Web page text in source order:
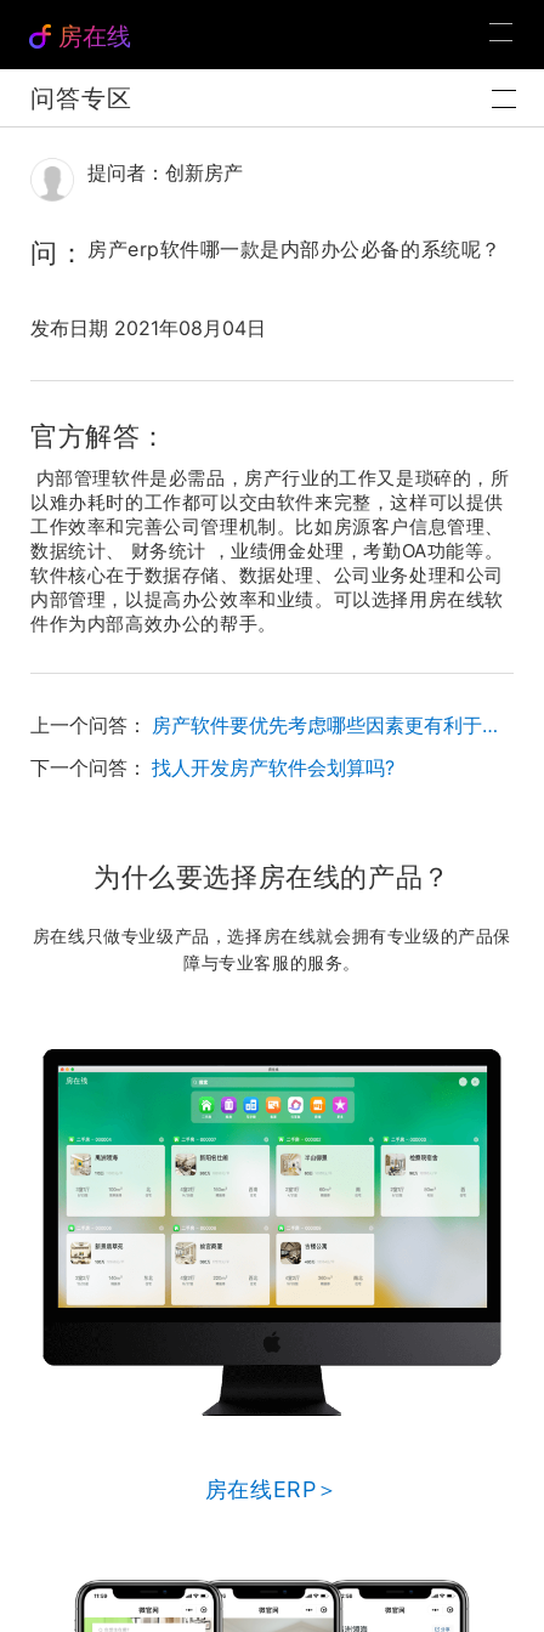
房在线
问答专区
提问者：创新房产
问： 房产erp软件哪一款是内部办公必备的系统呢？
发布日期 2021年08月04日
官方解答：
内部管理软件是必需品，房产行业的工作又是琐碎的，所
以难办耗时的工作都可以交由软件来完整，这样可以提供
工作效率和完善公司管理机制。比如房源客户信息管理、
数据统计、 财务统计 ，业绩佣金处理，考勤OA功能等。
软件核心在于数据存储、数据处理、公司业务处理和公司
内部管理，以提高办公效率和业绩。可以选择用房在线软
件作为内部高效办公的帮手。
上一个问答：
房产软件要优先考虑哪些因素更有利于公司发展呢？
下一个问答： 找人开发房产软件会划算吗?
为什么要选择房在线的产品？
房在线只做专业级产品，选择房在线就会拥有专业级的产品保
障与专业客服的服务。
房在线ERP＞